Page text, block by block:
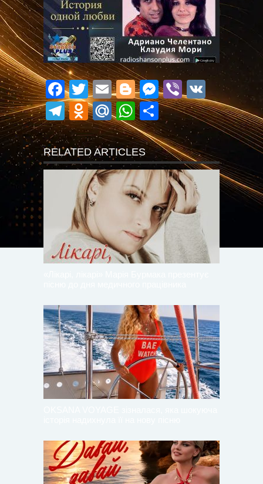
Facebook
Twitter
EmailBlogger
Messenger
Viber
VK
Telegram
Odnoklassniki
Mail.Ru
WhatsApp
Поділитися
RELATED ARTICLES